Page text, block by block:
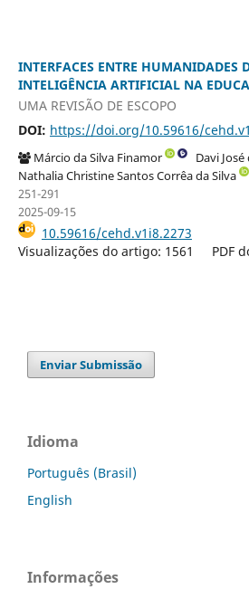
INTERFACES ENTRE HUMANIDADES
INTELIGÊNCIA ARTIFICIAL NA
UMA REVISÃO DE ESCOPO
DOI: https://doi.org/10.59616/
Márcio da Silva Finamor
Davi
Nathalia Christine Santos Corrêa da Silva
251-291
2025-09-15
10.59616/cehd.v1i8.2273
Visualizações do artigo: 1561
PDF
Enviar Submissão
Idioma
Português (Brasil)
English
Informações